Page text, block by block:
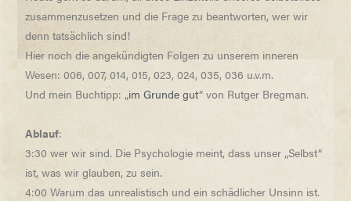
zusammenzusetzen und die Frage zu beantworten, wer wir
denn tatsächlich sind!
Hier noch die angekündigten Folgen zu unserem inneren
Wesen: 006, 007, 014, 015, 023, 024, 035, 036 u.v.m.
Und mein Buchtipp: „im Grunde gut“ von Rutger Bregman.
Ablauf:
3:30 wer wir sind. Die Psychologie meint, dass unser „Selbst“
ist, was wir glauben, zu sein.
4:00 Warum das unrealistisch und ein schädlicher Unsinn ist.